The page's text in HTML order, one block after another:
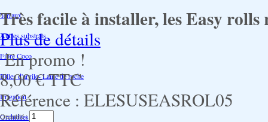
Terraux
Autres substrats
Fibre Coco
Billes d'argile- Laine de roche
Irrigation
Orchidées
Très facile à installer, les Easy
Plus de détails
En promo !
8,00 €TTC
Référence : ELESUSEASROL05
Quantité :